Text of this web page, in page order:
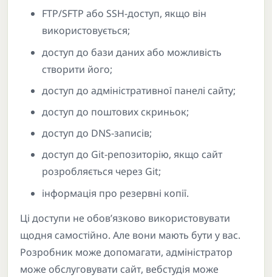
FTP/SFTP або SSH-доступ, якщо він
використовується;
доступ до бази даних або можливість
створити його;
доступ до адміністративної панелі сайту;
доступ до поштових скриньок;
доступ до DNS-записів;
доступ до Git-репозиторію, якщо сайт
розробляється через Git;
інформація про резервні копії.
Ці доступи не обов’язково використовувати
щодня самостійно. Але вони мають бути у вас.
Розробник може допомагати, адміністратор
може обслуговувати сайт, вебстудія може